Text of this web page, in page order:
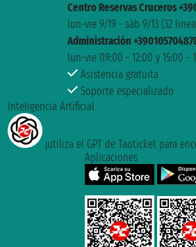
Centro Reservas Cruceros
lun-vie 9/19 - sáb 9/13 (32
Administración
lun-vie 09:00 - 12:00 y 15:00 -
Asistencia gratuita
Soporte especializado
Inteligencia Artificial
¡utiliza el GPT de Taoticket para
Aplicaciones